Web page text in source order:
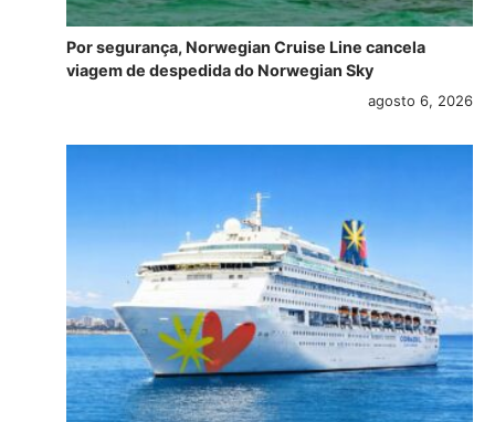
Por segurança, Norwegian Cruise Line cancela
viagem de despedida do Norwegian Sky
agosto 6, 2026